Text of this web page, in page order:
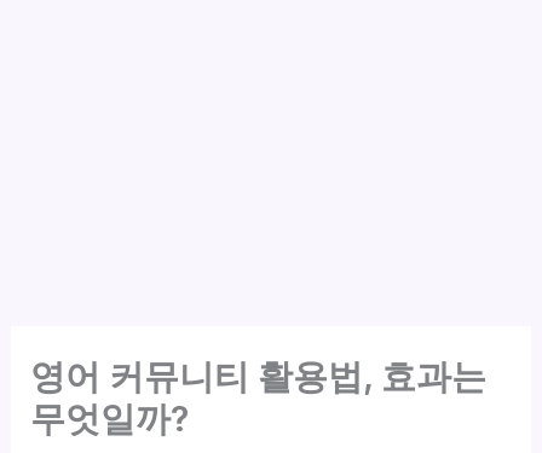
영어 커뮤니티 활용법, 효과는
무엇일까?